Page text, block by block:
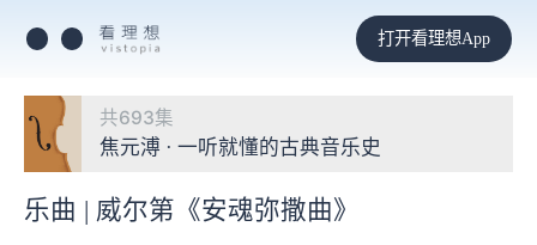
打开看理想App
共693集
焦元溥 · 一听就懂的古典音乐史
乐曲 | 威尔第《安魂弥撒曲》